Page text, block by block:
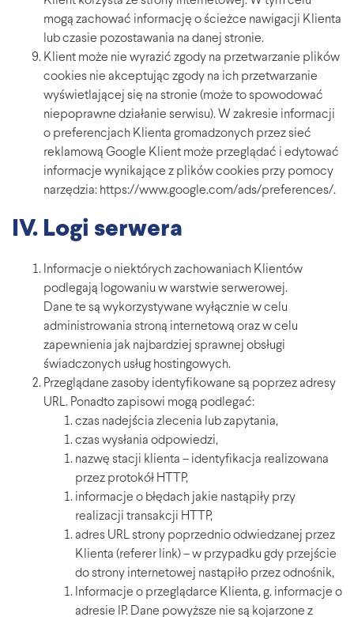
mogą zachować informację o ścieżce nawigacji Klienta
lub czasie pozostawania na danej stronie.
Klient może nie wyrazić zgody na przetwarzanie plików
cookies nie akceptując zgody na ich przetwarzanie
wyświetlającej się na stronie (może to spowodować
niepoprawne działanie serwisu). W zakresie informacji
o preferencjach Klienta gromadzonych przez sieć
reklamową Google Klient może przeglądać i edytować
informacje wynikające z plików cookies przy pomocy
narzędzia: https://www.google.com/ads/preferences/.
IV. Logi serwera
Informacje o niektórych zachowaniach Klientów
podlegają logowaniu w warstwie serwerowej.
Dane te są wykorzystywane wyłącznie w celu
administrowania stroną internetową oraz w celu
zapewnienia jak najbardziej sprawnej obsługi
świadczonych usług hostingowych.
Przeglądane zasoby identyfikowane są poprzez adresy
URL. Ponadto zapisowi mogą podlegać:
czas nadejścia zlecenia lub zapytania,
czas wysłania odpowiedzi,
nazwę stacji klienta – identyfikacja realizowana
przez protokół HTTP,
informacje o błędach jakie nastąpiły przy
realizacji transakcji HTTP,
adres URL strony poprzednio odwiedzanej przez
Klienta (referer link) – w przypadku gdy przejście
do strony internetowej nastąpiło przez odnośnik,
Informacje o przeglądarce Klienta, g. informacje o
adresie IP. Dane powyższe nie są kojarzone z